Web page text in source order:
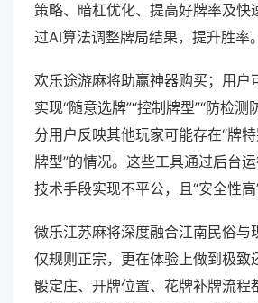
策略、暗杠优化、提高好牌率及快
过AI算法调整牌局结果，提升胜率。
欢乐途游麻将助赢神器购买；用户
实现“随意选牌”“控制牌型”“防检测
分用户反映其他玩家可能存在“牌
牌型”的情况。这些工具通过后台
技术手段实现不平公，且“安全性高
微乐江苏麻将深度融合江南民俗与
仅规则正宗，更在体验上做到极致
骰定庄、开牌位置、花牌补牌流程